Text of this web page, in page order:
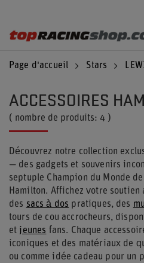
Page d'accueil Stars
ACCESSOIRES
( nombre de produits: 4 )
Découvrez notre collection
— des gadgets et souvenirs
septuple Champion du Monde de
Hamilton. Affichez votre soutien
des sacs à dos pratiques, des
tours de cou accrocheurs,
et jeunes fans. Chaque
iconiques et des matériaux de
ou comme idée cadeau pour un